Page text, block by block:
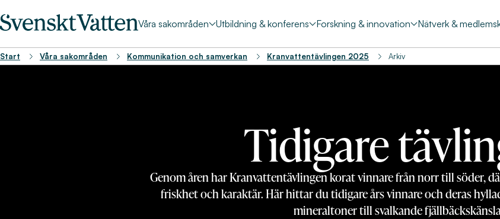
Våra sakområden Utbildning & konferens Forskning & innovation Nätverk &
Start Våra sakområden Kommunikation och samverkan Kranvattentävlingen 2025 Arkiv
Tidigare
Genom åren har Kranvattentävlingen korat vinnare från norr till söder,
friskhet och karaktär. Här hittar du tidigare års vinnare och deras
mineraltoner till svalkande